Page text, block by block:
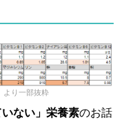
より一部抜粋
ない」栄養素のお話